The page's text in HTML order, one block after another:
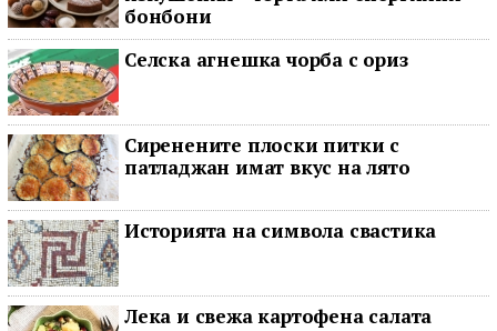
бонбони
Селска агнешка чорба с ориз
Сиренените плоски питки с
патладжан имат вкус на лято
Историята на символа свастика
Лека и свежа картофена салата